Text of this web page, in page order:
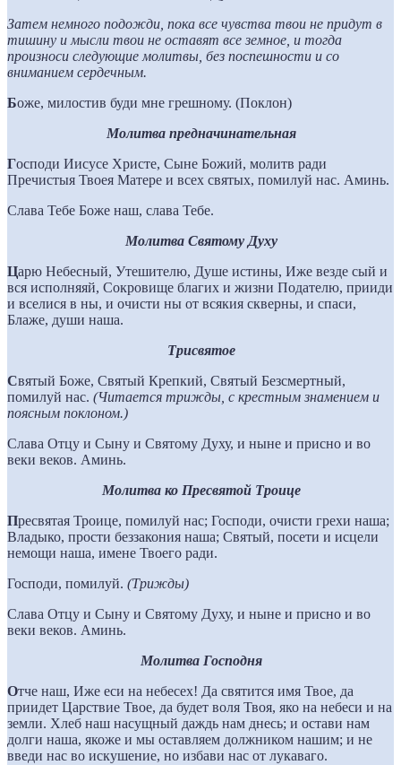
Затем немного подожди, пока все чувства твои не придут в
тишину и мысли твои не оставят все земное, и тогда
произноси следующие молитвы, без поспешности и со
вниманием сердечным.
Боже, милостив буди мне грешному. (Поклон)
Молитва предначинательная
Господи Иисусе Христе, Сыне Божий, молитв ради
Пречистыя Твоея Матере и всех святых, помилуй нас. Аминь.
Слава Тебе Боже наш, слава Тебе.
Молитва Святому Духу
Царю Небесный, Утешителю, Душе истины, Иже везде сый и
вся исполняяй, Сокровище благих и жизни Подателю, прииди
и вселися в ны, и очисти ны от всякия скверны, и спаси,
Блаже, души наша.
Трисвятое
Святый Боже, Святый Крепкий, Святый Безсмертный,
помилуй нас. (Читается трижды, с крестным знамением и
поясным поклоном.)
Слава Отцу и Сыну и Святому Духу, и ныне и присно и во
веки веков. Аминь.
Молитва ко Пресвятой Троице
Пресвятая Троице, помилуй нас; Господи, очисти грехи наша;
Владыко, прости беззакония наша; Святый, посети и исцели
немощи наша, имене Твоего ради.
Господи, помилуй. (Трижды)
Слава Отцу и Сыну и Святому Духу, и ныне и присно и во
веки веков. Аминь.
Молитва Господня
Отче наш, Иже еси на небесех! Да святится имя Твое, да
приидет Царствие Твое, да будет воля Твоя, яко на небеси и на
земли. Хлеб наш насущный даждь нам днесь; и остави нам
долги наша, якоже и мы оставляем должником нашим; и не
введи нас во искушение, но избави нас от лукаваго.